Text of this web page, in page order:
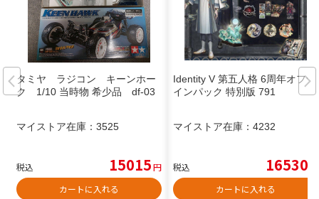
タミヤ ラジコン キーンホー
ク 1/10 当時物 希少品 df-03
マイストア在庫： 3525
税込 15015円
カートに入れる
Identity V 第五人格 6周年オフラ
インパック 特別版 791
マイストア在庫： 4232
税込 16530
カートに入れる